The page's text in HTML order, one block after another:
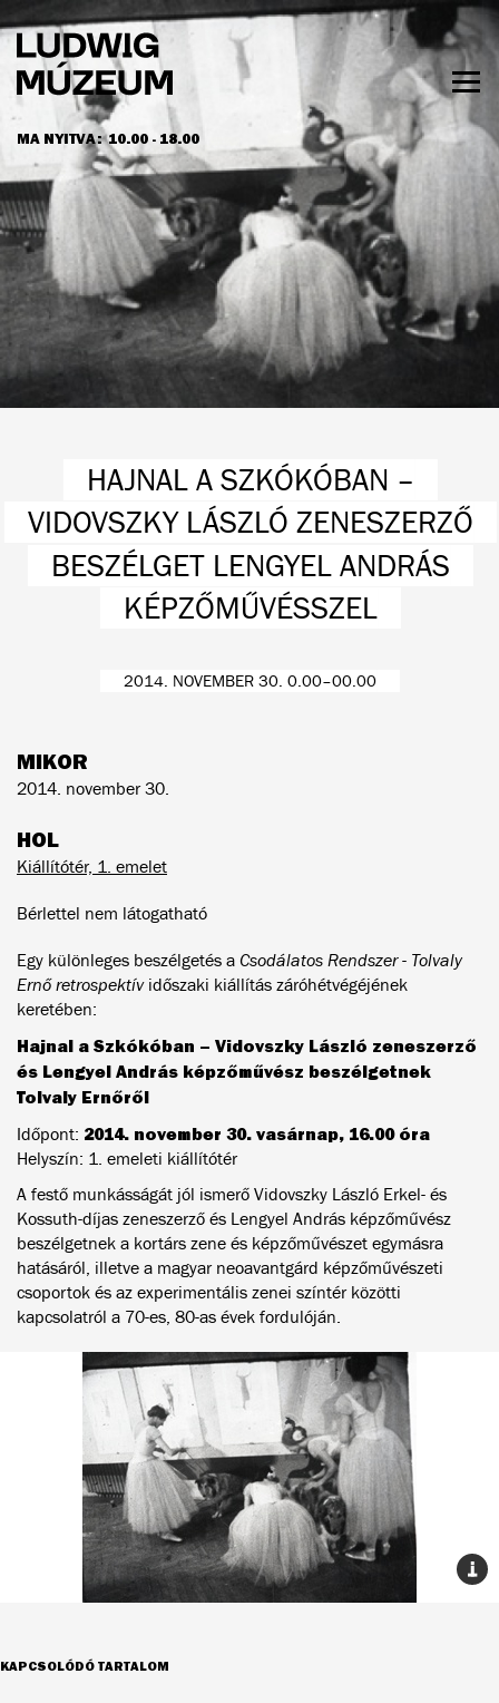
a
tartalomra
MA NYITVA: 10.00 - 18.00
NYITVATARTÁS ÉS JEGYÁRAK
HAJNAL A SZKÓKÓBAN –
VIDOVSZKY LÁSZLÓ ZENESZERZŐ
BESZÉLGET LENGYEL ANDRÁS
KÉPZŐMŰVÉSSZEL
2014. NOVEMBER 30. 0.00–00.00
MIKOR
2014. november 30.
HOL
Kiállítótér, 1. emelet
Bérlettel nem látogatható
Egy különleges beszélgetés a Csodálatos Rendszer - Tolvaly
Ernő retrospektívidőszaki kiállítás záróhétvégéjének
keretében:
Hajnal a Szkókóban – Vidovszky László zeneszerző
és Lengyel András képzőművész beszélgetnek
Tolvaly Ernőről
Időpont: 2014. november 30. vasárnap, 16.00 óra
Helyszín: 1. emeleti kiállítótér
A festő munkásságát jól ismerő Vidovszky László Erkel- és
Kossuth-díjas zeneszerző és Lengyel András képzőművész
beszélgetnek a kortárs zene és képzőművészet egymásra
hatásáról, illetve a magyar neoavantgárd képzőművészeti
csoportok és az experimentális zenei színtér közötti
kapcsolatról a 70-es, 80-as évek fordulóján.
KAPCSOLÓDÓ TARTALOM